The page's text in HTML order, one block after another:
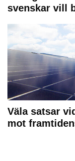
svenskar vill
Väla satsar
mot